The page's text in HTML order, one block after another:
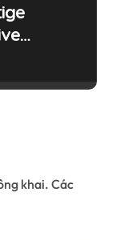
Spieler
khai. Các